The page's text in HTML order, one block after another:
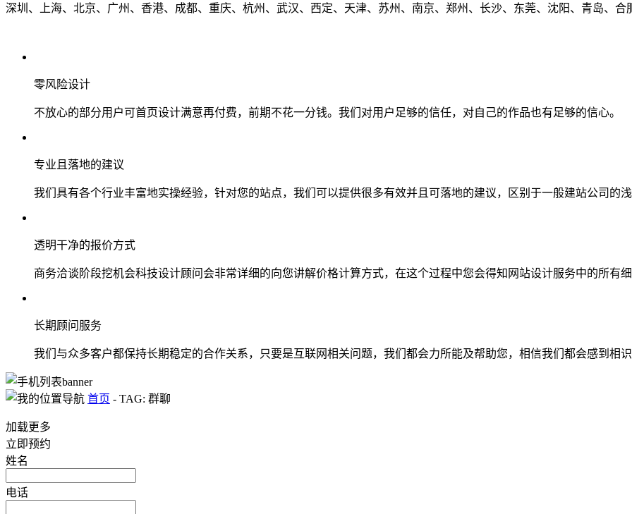
深圳、上海、北京、广州、香港、成都、重庆、杭州、武汉、西定、天津、苏州、南京、郑州、长沙、东莞、沈阳、青岛、合
零风险设计
不放心的部分用户可首页设计满意再付费，前期不花一分钱。我们对用户足够的信任，对自己的作品也有足够的信心。
专业且落地的建议
我们具有各个行业丰富地实操经验，针对您的站点，我们可以提供很多有效并且可落地的建议，区别于一般建站公司的
透明干净的报价方式
商务洽谈阶段挖机会科技设计顾问会非常详细的向您讲解价格计算方式，在这个过程中您会得知网站设计服务中的所有
长期顾问服务
我们与众多客户都保持长期稳定的合作关系，只要是互联网相关问题，我们都会力所能及帮助您，相信我们都会感到相
首页 - TAG: 群聊
加载更多
立即预约
姓名
电话